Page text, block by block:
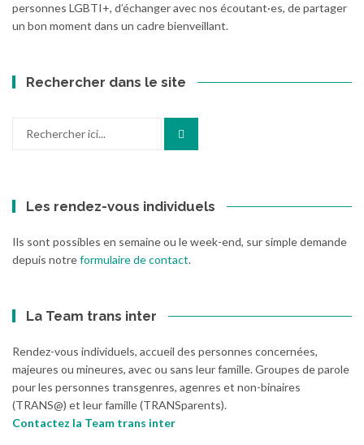
personnes LGBTI+, d’échanger avec nos écoutant·es, de partager
un bon moment dans un cadre bienveillant.
Rechercher dans le site
Les rendez-vous individuels
Ils sont possibles en semaine ou le week-end, sur simple demande
depuis notreformulaire de contact.
La Team trans inter
Rendez-vous individuels, accueil des personnes concernées,
majeures ou mineures, avec ou sans leur famille. Groupes de parole
pour les personnes transgenres, agenres et non-binaires
(TRANS@) et leur famille (TRANSparents).
Contactez la Team trans inter